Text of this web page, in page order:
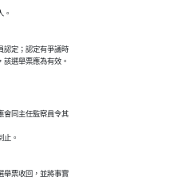
。
認定；認定有爭議時
該選舉票應為有效。
會同主任監察員令其
止。
舉票收回，並將事實